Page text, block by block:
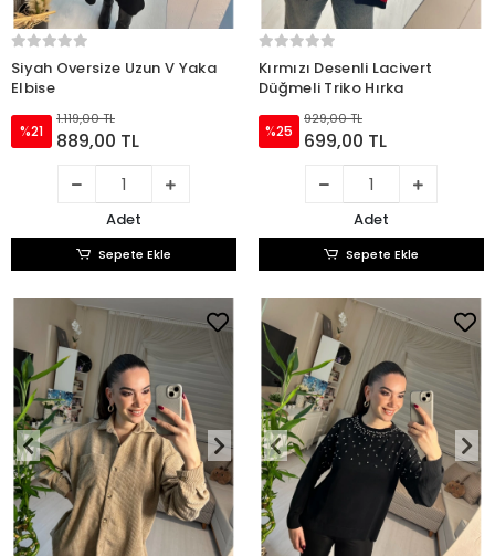
Siyah Oversize Uzun V Yaka
Elbise
%21
1.119,00 TL
889,00 TL
Adet
Sepete Ekle
Kırmızı Desenli Lacivert
Düğmeli Triko Hırka
%25
929,00 TL
699,00 TL
Adet
Sepete Ekle